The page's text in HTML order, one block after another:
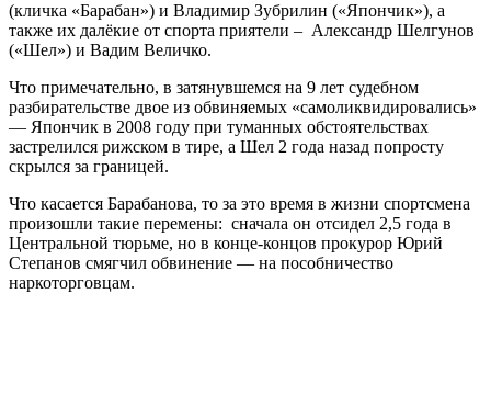
(кличка «Барабан») и Владимир Зубрилин («Япончик»), а
также их далёкие от спорта приятели – Александр Шелгунов
(«Шел») и Вадим Величко.
Что примечательно, в затянувшемся на 9 лет судебном
разбирательстве двое из обвиняемых «самоликвидировались»
— Япончик в 2008 году при туманных обстоятельствах
застрелился рижском в тире, а Шел 2 года назад попросту
скрылся за границей.
Что касается Барабанова, то за это время в жизни спортсмена
произошли такие перемены: сначала он отсидел 2,5 года в
Центральной тюрьме, но в конце-концов прокурор Юрий
Степанов смягчил обвинение — на пособничество
наркоторговцам.